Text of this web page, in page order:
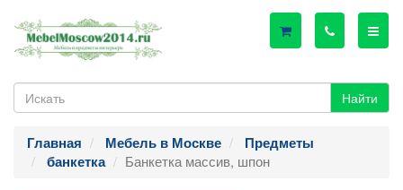
Найти
Главная Мебель в Москве
Предметы
банкетка
Банкетка массив, шпон